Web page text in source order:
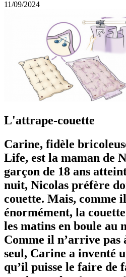
11/09/2024
L'attrape-couette
Carine, fidèle
Life, est la maman de
garçon de 18 ans
nuit, Nicolas préfère
couette. Mais, comme
énormément, la
les matins en boule au
Comme il n’arrive
seul, Carine a inventé
qu’il puisse le faire de